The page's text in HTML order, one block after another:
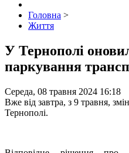
Головна >
Життя
У Тернополі
паркування
Середа, 08 травня 2024 16:18
Вже від завтра, з 9 травня,
Тернополі.